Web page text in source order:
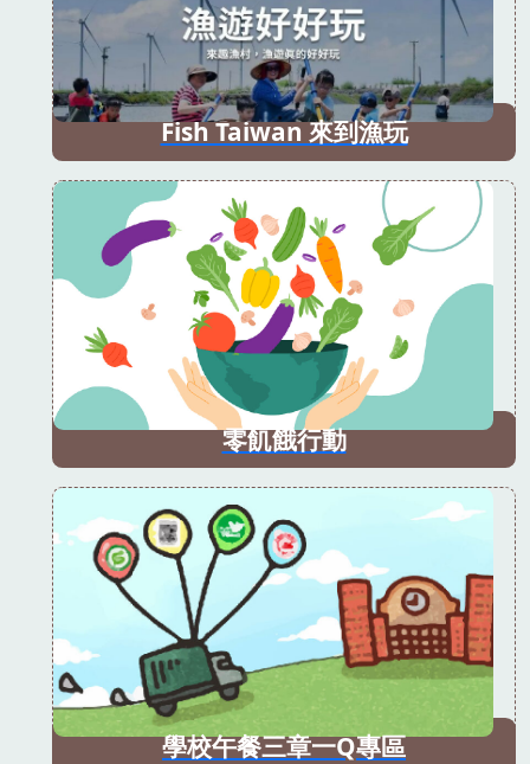
Fish Taiwan 來到漁玩
零飢餓行動
學校午餐三章一Q專區